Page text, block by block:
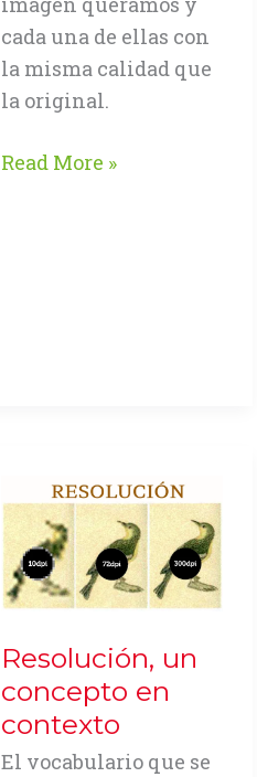
cada una de ellas con
la misma calidad que
la original.
Archivo
Read More »
Resolución, un
concepto en
contexto
El vocabulario que se